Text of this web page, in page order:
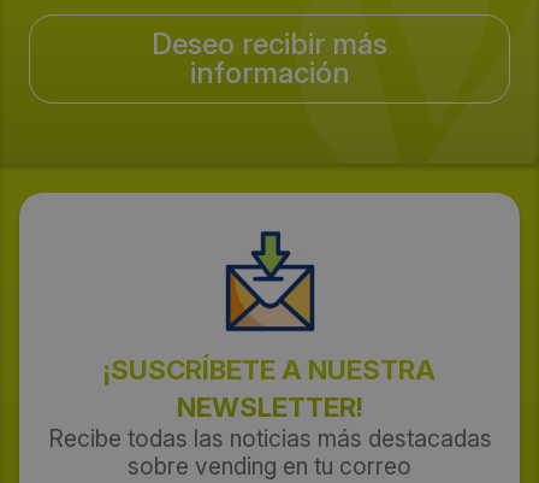
Deseo recibir más
información
¡SUSCRÍBETE A NUESTRA
NEWSLETTER!
Recibe todas las noticias más destacadas
sobre vending en tu correo